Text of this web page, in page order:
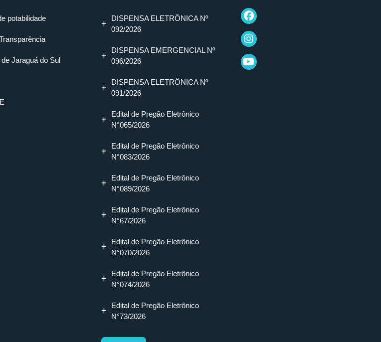
potabilidade
Jaraguá do Sul
DISPENSA ELETRÔNICA Nº
092/2026
DISPENSA EMERGENCIAL Nº
096/2026
DISPENSA ELETRÔNICA Nº
091/2026
Edital de Pregão Eletrônico
N°065/2026
Edital de Pregão Eletrônico
N°083/2026
Edital de Pregão Eletrônico
N°089/2026
Edital de Pregão Eletrônico
N°67/2026
Edital de Pregão Eletrônico
N°070/2026
Edital de Pregão Eletrônico
N°074/2026
Edital de Pregão Eletrônico
N°73/2026